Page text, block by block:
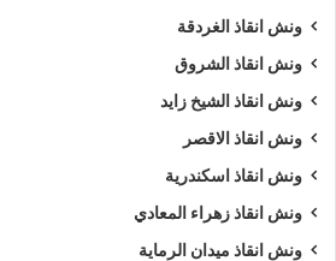
ونش انقاذ الغردقة
ونش انقاذ الشروق
ونش انقاذ الشيخ زايد
ونش انقاذ الاقصر
ونش انقاذ اسكندرية
ونش انقاذ زهراء المعادي
ونش انقاذ ميدان الرماية